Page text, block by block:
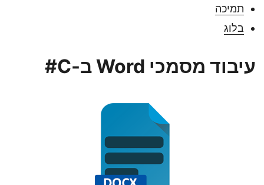
תמיכה
בלוג
עיבוד מסמכי Word ב-C#